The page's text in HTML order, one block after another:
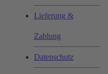
Lieferung &
Zahlung
Datenschutz